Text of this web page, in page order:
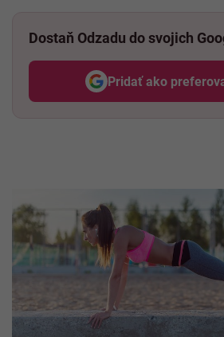
Dostaň Odzadu do svojich
Pridať ako